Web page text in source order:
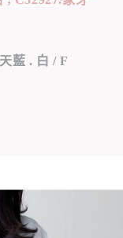
藍 . 白 / F